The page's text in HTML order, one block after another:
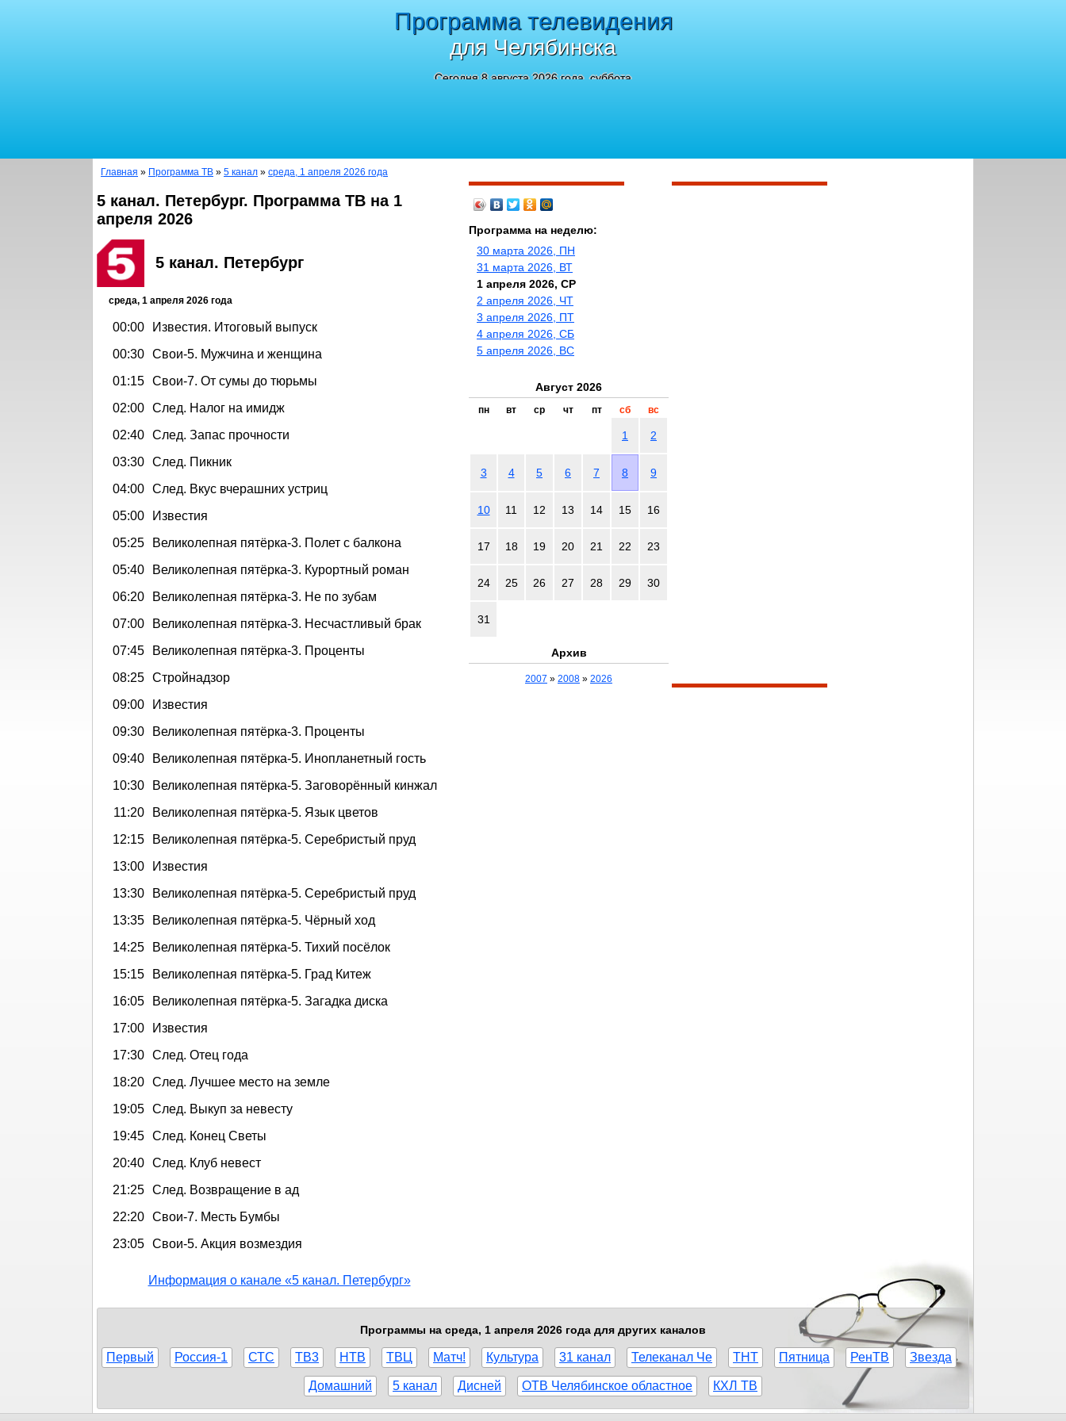
Программа телевидения
для Челябинска
Сегодня 8 августа 2026 года, суббота
Главная » Программа ТВ » 5 канал » среда, 1 апреля 2026 года
5 канал. Петербург. Программа ТВ на 1
апреля 2026
5 канал. Петербург
среда, 1 апреля 2026 года
00:00
Известия. Итоговый выпуск
00:30 Свои-5. Мужчина и женщина
01:15 Свои-7. От сумы до тюрьмы
02:00 След. Налог на имидж
02:40 След. Запас прочности
03:30 След. Пикник
04:00 След. Вкус вчерашних устриц
05:00
Известия
05:25
Великолепная пятёрка-3. Полет с балкона
05:40
Великолепная пятёрка-3. Курортный роман
06:20
Великолепная пятёрка-3. Не по зубам
07:00
Великолепная пятёрка-3. Несчастливый брак
07:45
Великолепная пятёрка-3. Проценты
08:25 Стройнадзор
09:00
Известия
09:30
Великолепная пятёрка-3. Проценты
09:40
Великолепная пятёрка-5. Инопланетный гость
10:30
Великолепная пятёрка-5. Заговорённый кинжал
11:20
Великолепная пятёрка-5. Язык цветов
12:15
Великолепная пятёрка-5. Серебристый пруд
13:00
Известия
13:30
Великолепная пятёрка-5. Серебристый пруд
13:35
Великолепная пятёрка-5. Чёрный ход
14:25
Великолепная пятёрка-5. Тихий посёлок
15:15
Великолепная пятёрка-5. Град Китеж
16:05
Великолепная пятёрка-5. Загадка диска
17:00
Известия
17:30 След. Отец года
18:20 След. Лучшее место на земле
19:05 След. Выкуп за невесту
19:45 След. Конец Светы
20:40 След. Клуб невест
21:25 След. Возвращение в ад
22:20 Свои-7. Месть Бумбы
23:05 Свои-5. Акция возмездия
Информация о канале «5 канал. Петербург»
Программа на неделю:
30 марта 2026, ПН
31 марта 2026, ВТ
1 апреля 2026, СР
2 апреля 2026, ЧТ
3 апреля 2026, ПТ
4 апреля 2026, СБ
5 апреля 2026, ВС
Август 2026
пн вт ср чт пт сб вс
1 2
3 4 5 6 7 8 9
10 11 12 13 14 15 16
17 18 19 20 21 22 23
24 25 26 27 28 29 30
31
Архив
2007 » 2008 » 2026
Программы на среда, 1 апреля 2026 года для других каналов
Первый Россия-1 СТС ТВ3 НТВ ТВЦ Матч! Культура 31 канал Телеканал Че ТНТ Пятница РенТВ Звезда
Домашний 5 канал Дисней ОТВ Челябинское областное КХЛ ТВ